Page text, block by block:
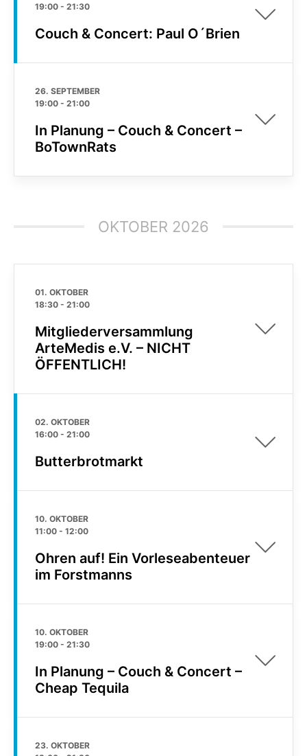
19:00 - 21:30
Couch & Concert: Paul O´Brien
26. SEPTEMBER
19:00 - 21:00
In Planung – Couch & Concert –
BoTownRats
OKTOBER 2026
01. OKTOBER
18:30 - 21:00
Mitgliederversammlung
ArteMedis e.V. – NICHT
ÖFFENTLICH!
02. OKTOBER
16:00 - 21:00
Butterbrotmarkt
10. OKTOBER
11:00 - 12:00
Ohren auf! Ein Vorleseabenteuer
im Forstmanns
10. OKTOBER
19:00 - 21:30
In Planung – Couch & Concert –
Cheap Tequila
23. OKTOBER